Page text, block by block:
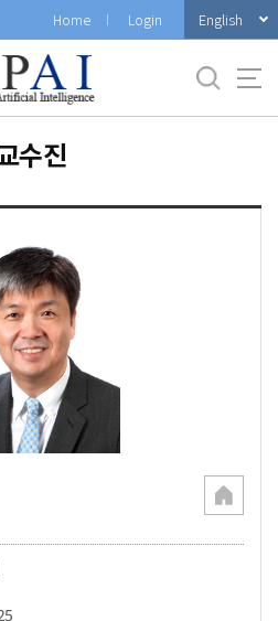
Home Login English
수진